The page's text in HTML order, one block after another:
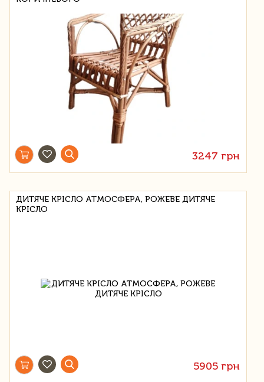
3247 грн
ДИТЯЧЕ КРІСЛО АТМОСФЕРА, РОЖЕВЕ ДИТЯЧЕ
КРІСЛО
5905 грн